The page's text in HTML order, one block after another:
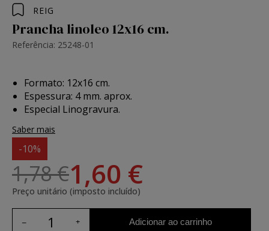
REIG
Prancha linoleo 12x16 cm.
Referência: 25248-01
Formato: 12x16 cm.
Espessura: 4 mm. aprox.
Especial Linogravura.
Saber mais
-10%
1,78 €1,60 €
Preço unitário (imposto incluído)
Adicionar ao carrinho